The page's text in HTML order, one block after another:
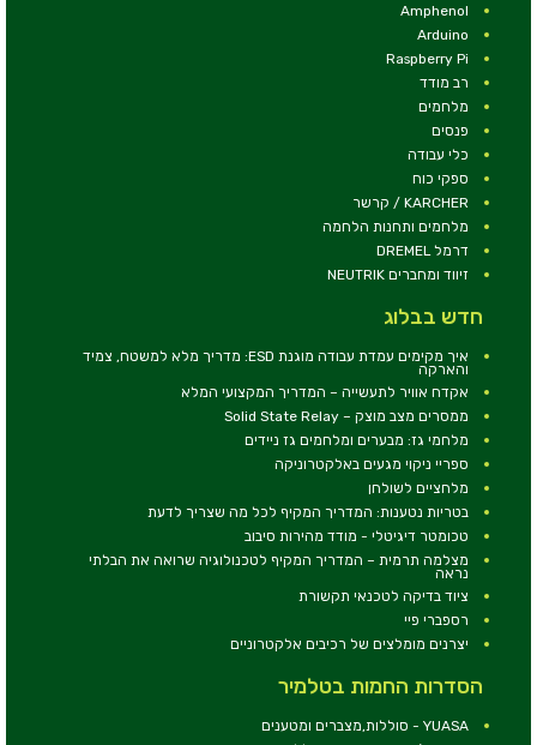
Amphenol
Arduino
Raspberry Pi
רב מודד
מלחמים
פנסים
כלי עבודה
ספקי כוח
KARCHER / קרשר
מלחמים ותחנות הלחמה
דרמל DREMEL
זיווד ומחברים NEUTRIK
חדש בבלוג
איך מקימים עמדת עבודה מוגנת ESD: מדריך מלא למשטח, צמיד
והארקה
אקדח אוויר לתעשייה – המדריך המקצועי המלא
ממסרים מצב מוצק – Solid State Relay
מלחמי גז: מבערים ומלחמים גז ניידים
ספריי ניקוי מגעים באלקטרוניקה
מלחציים לשולחן
בטריות נטענות: המדריך המקיף לכל מה שצריך לדעת
טכומטר דיגיטלי - מודד מהירות סיבוב
מצלמה תרמית – המדריך המקיף לטכנולוגיה שרואה את הבלתי
נראה
ציוד בדיקה לטכנאי תקשורת
רספברי פיי
יצרנים מומלצים של רכיבים אלקטרוניים
הסדרות החמות בטלמיר
YUASA - סוללות,מצברים ומטענים